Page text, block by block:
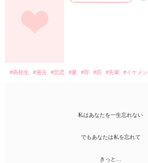
#高校生 #過去 #悲恋 #夏 #罪 #罰 #先輩 #イケメン
私はあなたを一生忘れない
でもあなたは私を忘れて
きっと…